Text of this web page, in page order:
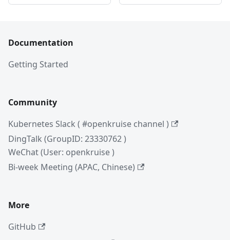
Documentation
Getting Started
Community
Kubernetes Slack ( #openkruise channel )
DingTalk (GroupID: 23330762 )
WeChat (User: openkruise )
Bi-week Meeting (APAC, Chinese)
More
GitHub